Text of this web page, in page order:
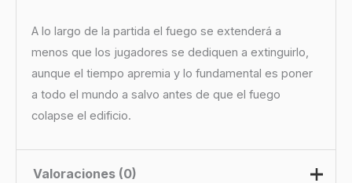
A lo largo de la partida el fuego se extenderá a
menos que los jugadores se dediquen a extinguirlo,
aunque el tiempo apremia y lo fundamental es poner
a todo el mundo a salvo antes de que el fuego
colapse el edificio.
Valoraciones (0)